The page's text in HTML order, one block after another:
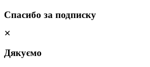
Спасибо за подписку
✕
Дякуємо